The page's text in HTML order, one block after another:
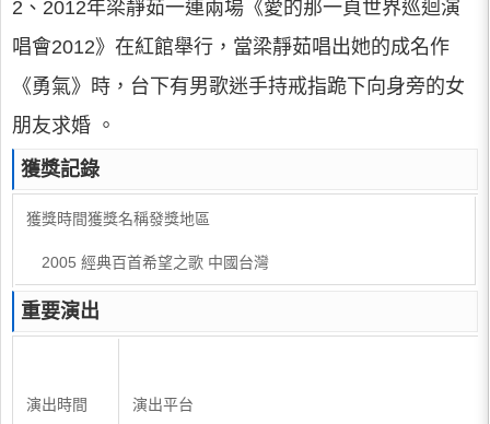
2、2012年梁靜茹一連兩場《愛的那一頁世界巡迴演
唱會2012》在紅館舉行，當梁靜茹唱出她的成名作
《勇氣》時，台下有男歌迷手持戒指跪下向身旁的女
朋友求婚 。
獲獎記錄
獲獎時間獲獎名稱發獎地區
2005 經典百首希望之歌 中國台灣
重要演出
演出時間 演出平台